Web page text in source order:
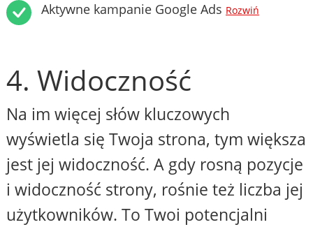
Aktywne kampanie Google Ads Rozwiń
4. Widoczność
Na im więcej słów kluczowych
wyświetla się Twoja strona, tym większa
jest jej widoczność. A gdy rosną pozycje
i widoczność strony, rośnie też liczba jej
użytkowników. To Twoi potencjalni